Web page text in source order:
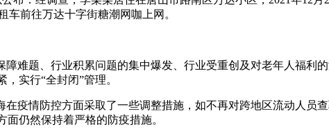
车前往万达十字街糖潮网咖上网。
难题、行业积累问题的集中爆发、行业受重创及对老年人福利
实行“全封闭”管理。
在疫情防控方面采取了一些调整措施，如不再对跨地区流动人
仍然保持着严格的防疫措施。